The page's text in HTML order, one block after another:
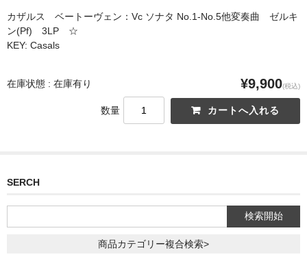
ORDER
CONTACT
カザルス ベートーヴェン：Vc ソナタ No.1-No.5他変奏曲 ゼルキ
ン(Pf) 3LP ☆
KEY: Casals
在庫状態 : 在庫有り ¥9,900(税込)
数量
SERCH
商品カテゴリー複合検索>